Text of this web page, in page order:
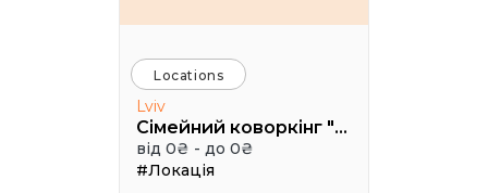
Locations
Lviv
Сімейний коворкінг "Щастя"
від 0₴ - до 0₴
#Локація